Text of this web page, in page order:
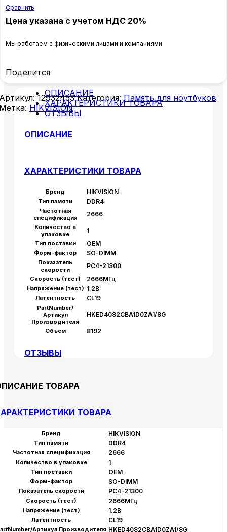
Сравнить
Цена указана с учетом НДС 20%
Мы работаем с физическими лицами и компаниями
Поделится
12932453Категория: Память для ноутбуков
HIKVISION
ОПИСАНИЕ
ХАРАКТЕРИСТИКИ ТОВАРА
ОТЗЫВЫ
ОПИСАНИЕ
ХАРАКТЕРИСТИКИ ТОВАРА
Бренд HIKVISION
Тип памяти DDR4
Частотная
спецификация
2666
Количество в
упаковке
1
Тип поставки OEM
Форм-фактор SO-DIMM
Показатель
скорости
PC4-21300
Скорость (тест) 2666МГц
Напряжение (тест) 1.2В
Латентность CL19
PartNumber/
Артикул
Производителя
HKED4082CBA1D0ZA1/8G
Объем 8192
ОТЗЫВЫ
ТОВАРА
ТОВАРА
Бренд HIKVISION
Тип памяти DDR4
Частотная спецификация 2666
Количество в упаковке 1
Тип поставки OEM
Форм-фактор SO-DIMM
Показатель скорости PC4-21300
Скорость (тест) 2666МГц
Напряжение (тест) 1.2В
Латентность CL19
Артикул Производителя HKED4082CBA1D0ZA1/8G